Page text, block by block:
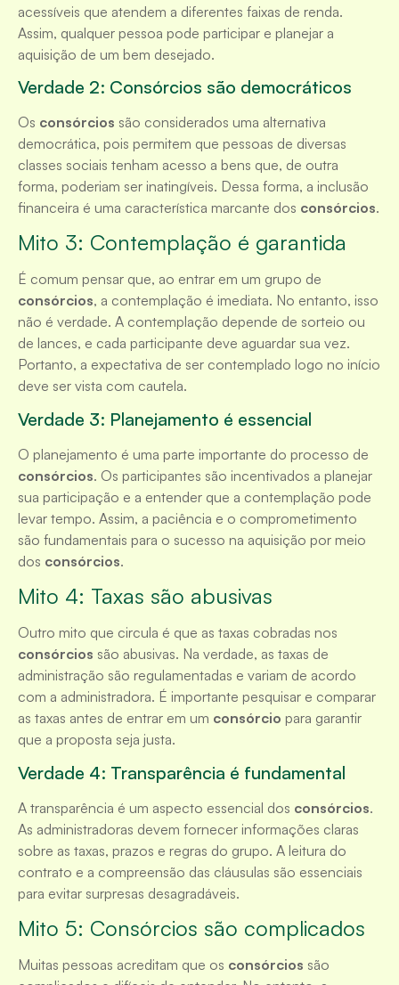
acessíveis que atendem a diferentes faixas de renda.
Assim, qualquer pessoa pode participar e planejar a
aquisição de um bem desejado.
Verdade 2: Consórcios são democráticos
Os consórcios são considerados uma alternativa
democrática, pois permitem que pessoas de diversas
classes sociais tenham acesso a bens que, de outra
forma, poderiam ser inatingíveis. Dessa forma, a inclusão
financeira é uma característica marcante dos consórcios.
Mito 3: Contemplação é garantida
É comum pensar que, ao entrar em um grupo de
consórcios, a contemplação é imediata. No entanto, isso
não é verdade. A contemplação depende de sorteio ou
de lances, e cada participante deve aguardar sua vez.
Portanto, a expectativa de ser contemplado logo no início
deve ser vista com cautela.
Verdade 3: Planejamento é essencial
O planejamento é uma parte importante do processo de
consórcios. Os participantes são incentivados a planejar
sua participação e a entender que a contemplação pode
levar tempo. Assim, a paciência e o comprometimento
são fundamentais para o sucesso na aquisição por meio
dos consórcios.
Mito 4: Taxas são abusivas
Outro mito que circula é que as taxas cobradas nos
consórcios são abusivas. Na verdade, as taxas de
administração são regulamentadas e variam de acordo
com a administradora. É importante pesquisar e comparar
as taxas antes de entrar em um consórcio para garantir
que a proposta seja justa.
Verdade 4: Transparência é fundamental
A transparência é um aspecto essencial dos consórcios.
As administradoras devem fornecer informações claras
sobre as taxas, prazos e regras do grupo. A leitura do
contrato e a compreensão das cláusulas são essenciais
para evitar surpresas desagradáveis.
Mito 5: Consórcios são complicados
Muitas pessoas acreditam que os consórcios são